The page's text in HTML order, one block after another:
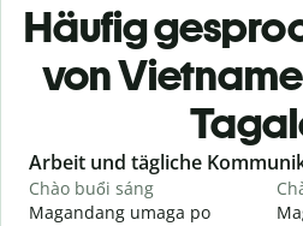
Häufig
von
Slide 1 of 6
Arbeit und tägliche
Chào buổi sáng
Magandang umaga po